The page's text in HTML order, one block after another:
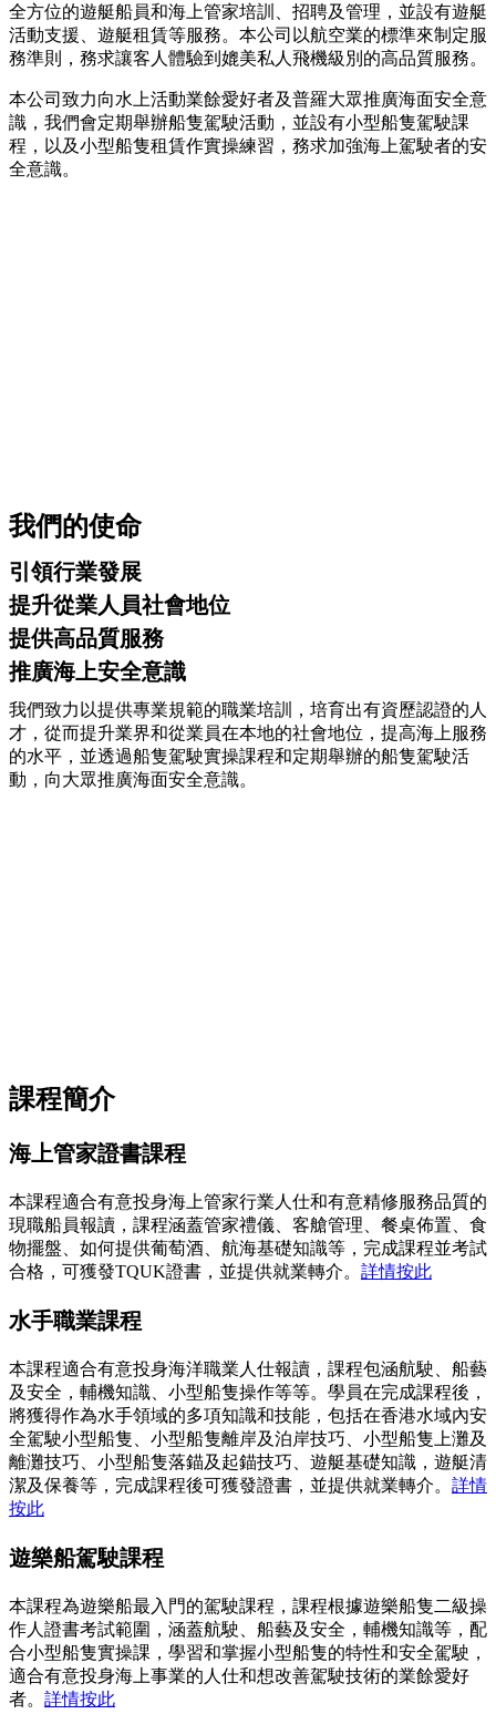
全方位的遊艇船員和海上管家培訓、招聘及管理，並設有遊艇
活動支援、遊艇租賃等服務。本公司以航空業的標準來制定服
務準則，務求讓客人體驗到媲美私人飛機級別的高品質服務。
本公司致力向水上活動業餘愛好者及普羅大眾推廣海面安全意
識，我們會定期舉辦船隻駕駛活動，並設有小型船隻駕駛課
程，以及小型船隻租賃作實操練習，務求加強海上駕駛者的安
全意識。
我們的使命
引領行業發展
提升從業人員社會地位
提供高品質服務
推廣海上安全意識
我們致力以提供專業規範的職業培訓，培育出有資歷認證的人
才，從而提升業界和從業員在本地的社會地位，提高海上服務
的水平，並透過船隻駕駛實操課程和定期舉辦的船隻駕駛活
動，向大眾推廣海面安全意識。
課程簡介
海上管家證書課程
本課程適合有意投身海上管家行業人仕和有意精修服務品質的
現職船員報讀，課程涵蓋管家禮儀、客艙管理、餐桌佈置、食
物擺盤、如何提供葡萄酒、航海基礎知識等，完成課程並考試
合格，可獲發TQUK證書，並提供就業轉介。 詳情按此
水手職業課程
本課程適合有意投身海洋職業人仕報讀，課程包涵航駛、船藝
及安全，輔機知識、小型船隻操作等等。學員在完成課程後，
將獲得作為水手領域的多項知識和技能，包括在香港水域內安
全駕駛小型船隻、小型船隻離岸及泊岸技巧、小型船隻上灘及
離灘技巧、小型船隻落錨及起錨技巧、遊艇基礎知識，遊艇清
潔及保養等，完成課程後可獲發證書，並提供就業轉介。 詳情
按此
遊樂船駕駛課程
本課程為遊樂船最入門的駕駛課程，課程根據遊樂船隻二級操
作人證書考試範圍，涵蓋航駛、船藝及安全，輔機知識等，配
合小型船隻實操課，學習和掌握小型船隻的特性和安全駕駛，
適合有意投身海上事業的人仕和想改善駕駛技術的業餘愛好
者。 詳情按此